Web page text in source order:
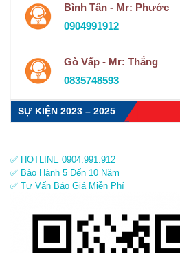
Bình Tân - Mr: Phước
0904991912
Gò Vấp - Mr: Thắng
0835748593
SỰ KIỆN 2023 – 2025
✅ HOTLINE 0904.991.912
✅ Bảo Hành 5 Đến 10 Năm
✅ Tư Vấn Báo Giá Miễn Phí